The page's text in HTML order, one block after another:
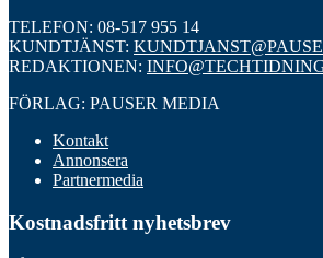
TELEFON: 08-517 955 14
KUNDTJÄNST:
REDAKTIONEN:
FÖRLAG: PAUSER MEDIA
Kontakt
Annonsera
Partnermedia
Kostnadsfritt nyhetsbrev